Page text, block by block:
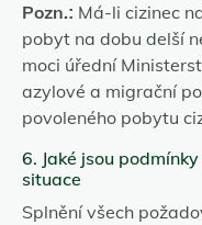
Pozn.: Má-li cizinec
pobyt na dobu delší
moci úřední
azylové a migrační
povoleného pobytu
6. Jaké jsou
situace
Splnění všech